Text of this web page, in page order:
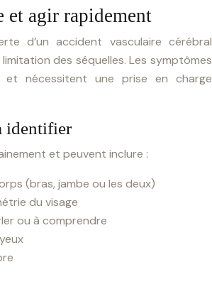
et agir rapidement
d’un accident vasculaire cérébral
des séquelles. Les symptômes
et nécessitent une prise en charge
identifier
et peuvent inclure :
(bras, jambe ou les deux)
du visage
ou à comprendre